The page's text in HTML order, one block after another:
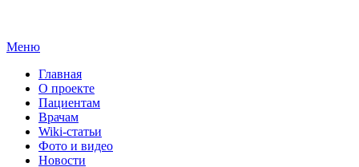
Меню
Главная
О проекте
Пациентам
Врачам
Wiki-статьи
Фото и видео
Новости